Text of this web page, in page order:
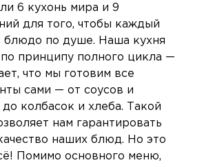
6 кухонь мира и 9
для того, чтобы каждый
блюдо по душе. Наша кухня
по принципу полного цикла —
что мы готовим все
сами — от соусов и
до колбасок и хлеба. Такой
нам гарантировать
наших блюд. Но это
Помимо основного меню,